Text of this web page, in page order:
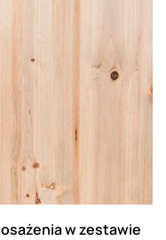
w zestawie